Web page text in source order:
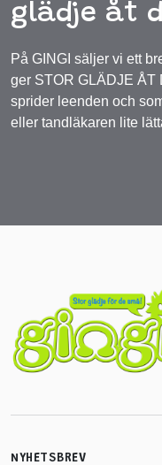
glädje åt
På GINGI säljer vi ett
ger STOR GLÄDJE ÅT
sprider leenden och
eller tandläkaren lite
NYHETSBREV